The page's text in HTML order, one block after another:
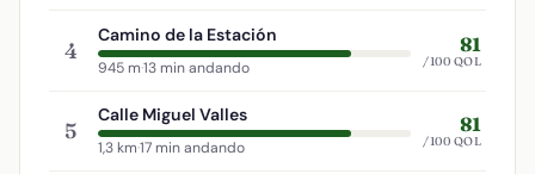
4
Camino de la Estación
945 m·13 min andando
81
/100 QOL
5
Calle Miguel Valles
1,3 km·17 min andando
81
/100 QOL